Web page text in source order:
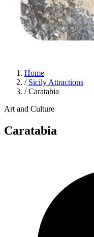
Home
/ Sicily Attractions
/ Caratabia
Art and Culture
Caratabia